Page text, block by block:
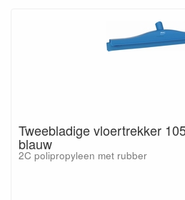
Tweebladige vloertrekker
blauw
2C polipropyleen met rubber